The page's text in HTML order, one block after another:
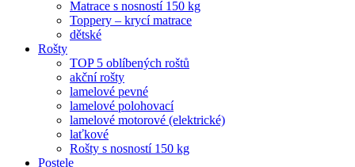
Matrace s nosností 150 kg
Toppery – krycí matrace
dětské
Rošty
TOP 5 oblíbených roštů
akční rošty
lamelové pevné
lamelové polohovací
lamelové motorové (elektrické)
laťkové
Rošty s nosností 150 kg
Postele